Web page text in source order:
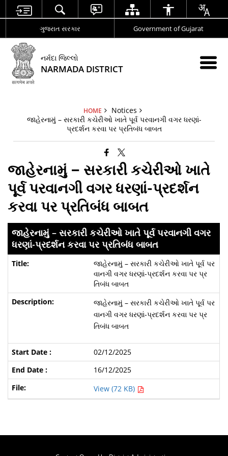
ગુજરાત સરકાર Government of Gujarat
નર્મદા જિલ્લો
NARMADA DISTRICT
HOME
Notices
જાહેરનામું – સરકારી કચેરીઓ ખાતે પૂર્વ પરવાનગી વગર ધરણાં-
પ્રદર્શન કરવા પર પ્રતિબંધ બાબત
જાહેરનામું – સરકારી કચેરીઓ ખાતે
પૂર્વ પરવાનગી વગર ધરણાં-પ્રદર્શન
કરવા પર પ્રતિબંધ બાબત
જાહેરનામું – સરકારી કચેરીઓ ખાતે પૂર્વ પરવાનગી વગર
ધરણાં-પ્રદર્શન કરવા પર પ્રતિબંધ બાબત
જાહેરનામું – સરકારી કચેરીઓ ખાતે પૂર્વ પર
વાનગી વગર ધરણાં-પ્રદર્શન કરવા પર પ્ર
તિબંધ બાબત
જાહેરનામું – સરકારી કચેરીઓ ખાતે પૂર્વ પર
વાનગી વગર ધરણાં-પ્રદર્શન કરવા પર પ્ર
તિબંધ બાબત
02/12/2025
16/12/2025
View (72 KB)